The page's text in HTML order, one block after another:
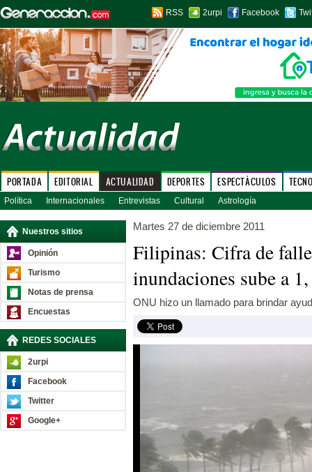
RSS 2urpi Facebook
PORTADA EDITORIAL ACTUALIDAD DEPORTES ESPECTÁCULOS
Política Internacionales Entrevistas Cultural Astrología
Nuestros sitios
Opinión
Turismo
Notas de prensa
Encuestas
REDES SOCIALES
2urpi
Facebook
Twitter
Google+
Martes 27 de diciembre 2011
Filipinas: Cifra de
inundaciones sube a
ONU hizo un llamado para brindar